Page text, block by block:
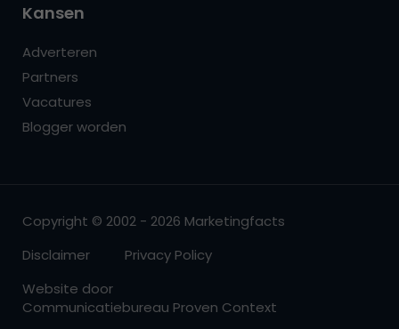
Kansen
Adverteren
Partners
Vacatures
Blogger worden
Copyright © 2002 - 2026 Marketingfacts
Disclaimer
Privacy Policy
Website door
Communicatiebureau Proven Context